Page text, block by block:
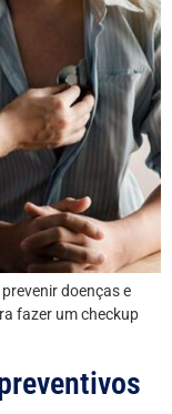
doenças e
fazer um checkup